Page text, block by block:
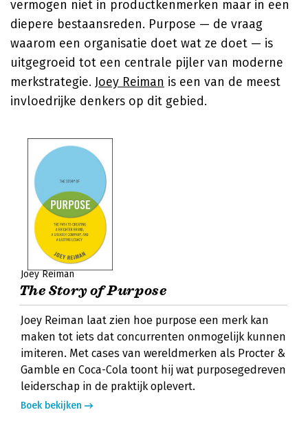
vermogen niet in productkenmerken maar in een
diepere bestaansreden. Purpose — de vraag
waarom een organisatie doet wat ze doet — is
uitgegroeid tot een centrale pijler van moderne
merkstrategie. Joey Reiman is een van de meest
invloedrijke denkers op dit gebied.
Joey Reiman
The Story of Purpose
Joey Reiman laat zien hoe purpose een merk kan
maken tot iets dat concurrenten onmogelijk kunnen
imiteren. Met cases van wereldmerken als Procter &
Gamble en Coca-Cola toont hij wat purposegedreven
leiderschap in de praktijk oplevert.
Boek bekijken